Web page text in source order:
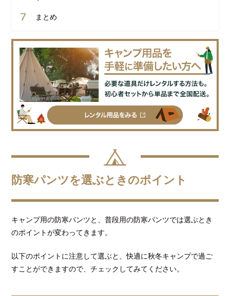
まとめ
防寒パンツを選ぶときのポイント
キャンプ用の防寒パンツと、普段用の防寒パンツでは選ぶとき
のポイントが変わってきます。
以下のポイントに注意して選ぶと、快適に秋冬キャンプで過ご
すことができますので、チェックしてみてください。